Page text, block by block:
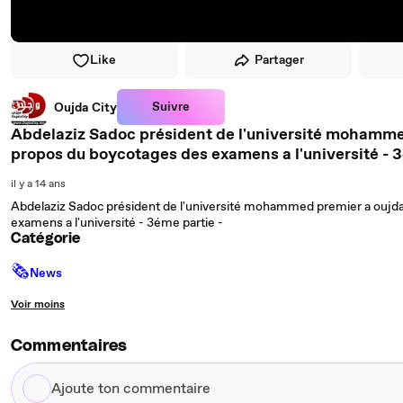
Like Partager
Oujda City Suivre
Abdelaziz Sadoc président de l'université mohammed premier a oujda /
propos du boycotages des examens a l'université -
il y a 14 ans
Abdelaziz Sadoc président de l'université mohammed premier a
examens a l'université - 3éme partie -
Catégorie
🗞News
Voir moins
Commentaires
Ajoute